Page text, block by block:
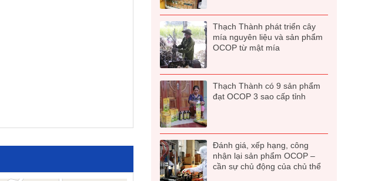
Thạch Thành phát triển cây
mía nguyên liệu và sản phẩm
OCOP từ mật mía
Thạch Thành có 9 sản phẩm
đạt OCOP 3 sao cấp tỉnh
Đánh giá, xếp hạng, công
nhận lại sản phẩm OCOP –
cần sự chủ động của chủ thể